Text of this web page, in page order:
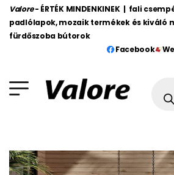
Valore - ÉRTÉK MINDENKINEK | fali
padlólapok, mozaik termékek és kiváló
fürdőszoba bútorok
Facebook